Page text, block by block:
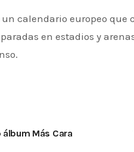
calendario europeo
en estadios y
álbum Más Cara